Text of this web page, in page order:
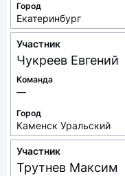
Город
Екатеринбург
Участник
Чукреев Евгений
Команда
—
Город
Каменск Уральский
Участник
Трутнев Максим